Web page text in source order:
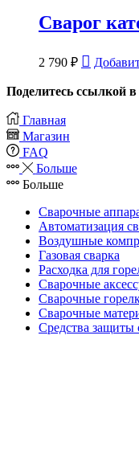
Сварог
2 790 ₽
Поделитесь ссылкой
Главная
Магазин
FAQ
Больше
Больше
Сварочные
Автоматизация
Воздушные
Газовая сварка
Расходка для
Сварочные
Сварочные
Сварочные
Средства защиты